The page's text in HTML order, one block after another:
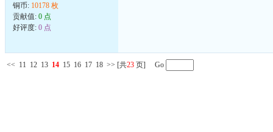
铜币: 10178 枚
贡献值: 0 点
好评度: 0 点
<< 11 12 13 14 15 16 17 18 >> [共23 页] Go